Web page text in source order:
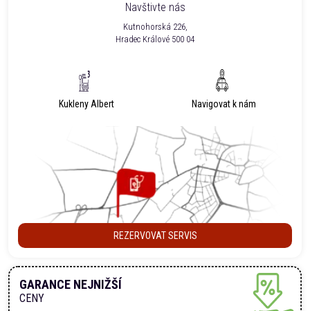
Navštivte nás
Kutnohorská 226,
Hradec Králové 500 04
Kukleny Albert Navigovat k nám
REZERVOVAT SERVIS
GARANCE NEJNIŽŠÍ
CENY